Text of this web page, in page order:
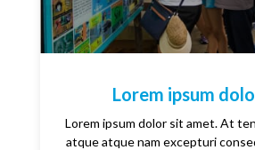
Lorem ipsum
Lorem ipsum dolor sit amet. At
atque atque nam excepturi